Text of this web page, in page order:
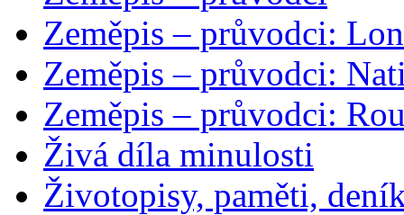
Zeměpis – průvodci:
Zeměpis – průvodci:
Zeměpis – průvodci:
Živá díla minulosti
Životopisy, paměti,